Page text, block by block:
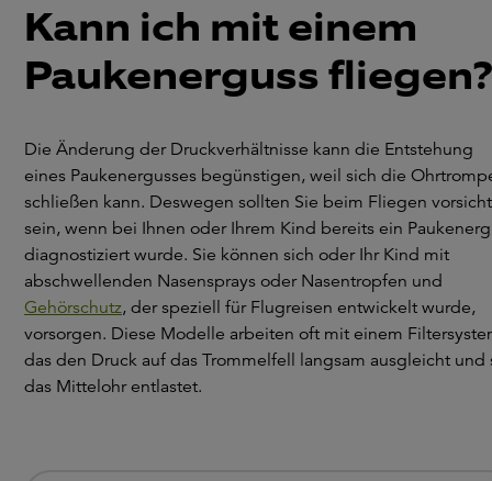
Kann ich mit einem
Paukenerguss fliegen?
Die Änderung der Druckverhältnisse kann die Entstehung
eines Paukenergusses begünstigen, weil sich die
schließen kann. Deswegen sollten Sie beim Fliegen
sein, wenn bei Ihnen oder Ihrem Kind bereits ein
diagnostiziert wurde. Sie können sich oder Ihr Kind mit
abschwellenden Nasensprays oder Nasentropfen und
Gehörschutz, der speziell für Flugreisen entwickelt wurde,
vorsorgen. Diese Modelle arbeiten oft mit einem
das den Druck auf das Trommelfell langsam ausgleicht und
das Mittelohr entlastet.